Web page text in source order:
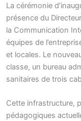
La cérémonie
présence du
la Communication
équipes de
et locales. Le
classe, un bureau
sanitaires de trois
Cette infrastructure,
pédagogiques